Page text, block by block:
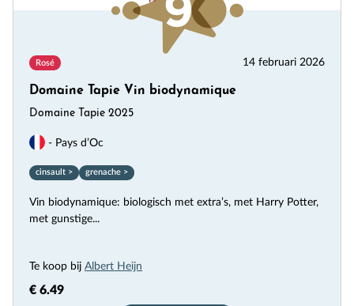
Rosé 14 februari 2026
Domaine Tapie Vin biodynamique
Domaine Tapie 2025
- Pays d’Oc
cinsault > grenache >
Vin biodynamique: biologisch met extra’s, met Harry Potter,
met gunstige...
Te koop bij Albert Heijn
€ 6.49